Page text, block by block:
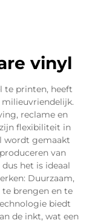
vinyl
te printen, heeft
reclame en
flexibiliteit in
wordt gemaakt
van
het is ideaal
Duurzaam,
brengen en te
biedt
de inkt, wat een